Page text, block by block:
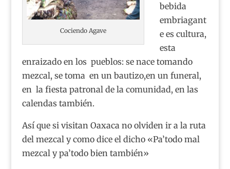
Cociendo Agave
bebida
embriagant
e es cultura,
esta
enraizado en los pueblos: se nace tomando
mezcal, se toma en un bautizo,en un funeral,
en la fiesta patronal de la comunidad, en las
calendas también.
Así que si visitan Oaxaca no olviden ir a la ruta
del mezcal y como dice el dicho «Pa’todo mal
mezcal y pa’todo bien también»